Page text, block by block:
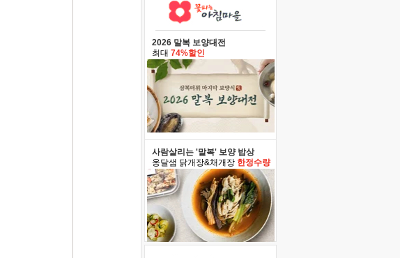
2026 말복 보양대전
최대 74%할인
사람살리는 '말복' 보양 밥상
옹달샘 닭개장&채개장 한정수량